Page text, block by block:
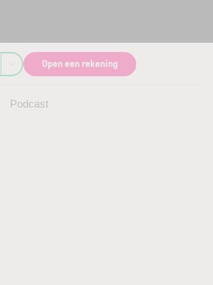
Podcast
Open een rekening